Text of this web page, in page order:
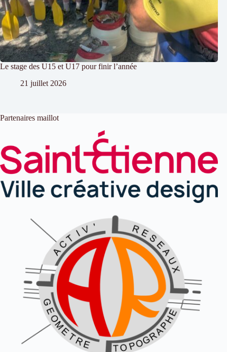
Le stage des U15 et U17 pour finir l’année
21 juillet 2026
Partenaires maillot